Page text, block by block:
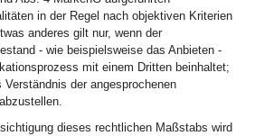
in der Regel nach objektiven Kriterien
anderes gilt nur, wenn der
- wie beispielsweise das Anbieten -
mit einem Dritten beinhaltet;
der angesprochenen
dieses rechtlichen Maßstabs wird